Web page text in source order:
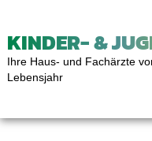
KINDER- &
Ihre Haus- und Fachärzte
Lebensjahr